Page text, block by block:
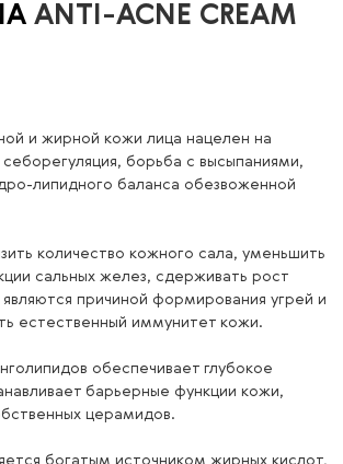
ANTI-ACNE CREAM
и жирной кожи лица нацелен на
борьба с высыпаниями,
липидного баланса обезвоженной
количество кожного сала, уменьшить
сальных желез, сдерживать рост
причиной формирования угрей и
естественный иммунитет кожи.
обеспечивает глубокое
барьерные функции кожи,
церамидов.
богатым источником жирных кислот,